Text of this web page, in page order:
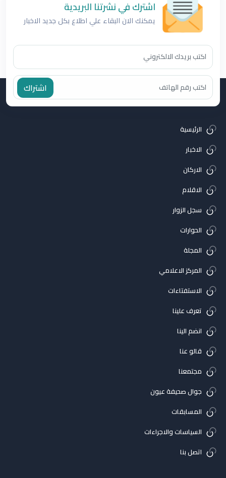
اشترك في نشرتنا البريدية
يمكنك الان البقاء علي اطلاع بكل جديد الاخبار
اشتراك
الرئيسية
الاخبار
الاركان
الاقلام
سجل الزوار
الحوارات
المجلة
المركز الاعلامي
الاستفتاءات
تعرف علينا
انضم الينا
قالو عنا
مجتمعنا
جوال صحيفة عيون
المسابقات
السياسات والاجراءات
اتصل بنا